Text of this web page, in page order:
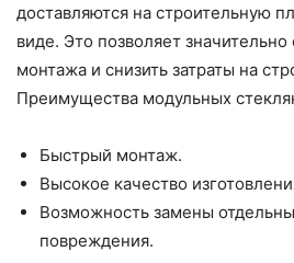
доставляются на строительную
виде. Это позволяет значительно
монтажа и снизить затраты на
Преимущества модульных
Быстрый монтаж.
Высокое качество
Возможность замены
повреждения.